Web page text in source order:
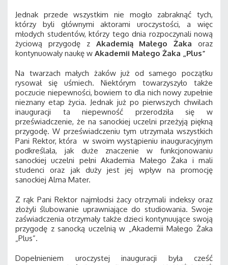
Jednak przede wszystkim nie mogło zabraknąć tych,
którzy byli głównymi aktorami uroczystości, a więc
młodych studentów, którzy tego dnia rozpoczynali nową
życiową przygodę z Akademią Małego Żaka oraz
kontynuowały naukę w Akademii Małego Żaka „Plus”
Na twarzach małych żaków już od samego początku
rysował się uśmiech. Niektórym towarzyszyło także
poczucie niepewności, bowiem to dla nich nowy zupełnie
nieznany etap życia. Jednak już po pierwszych chwilach
inauguracji ta niepewność przerodziła się w
przeświadczenie, że na sanockiej uczelni przeżyją piękną
przygodę. W przeświadczeniu tym utrzymała wszystkich
Pani Rektor, która w swoim wystąpieniu inauguracyjnym
podkreślała, jak duże znaczenie w funkcjonowaniu
sanockiej uczelni pełni Akademia Małego Żaka i mali
studenci oraz jak duży jest jej wpływ na promocję
sanockiej Alma Mater.
Z rąk Pani Rektor najmłodsi żacy otrzymali indeksy oraz
złożyli ślubowanie uprawniające do studiowania. Swoje
zaświadczenia otrzymały także dzieci kontynuujące swoją
przygodę z sanocką uczelnią w „Akademii Małego Żaka
„Plus”.
Dopełnieniem uroczystej inauguracji była cześć